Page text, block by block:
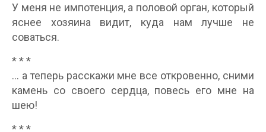
У меня не импотенция, а половой орган, который
яснее хозяина видит, куда нам лучше не
соваться.
* * *
… а теперь расскажи мне все откровенно, сними
камень со своего сердца, повесь его мне на
шею!
* * *